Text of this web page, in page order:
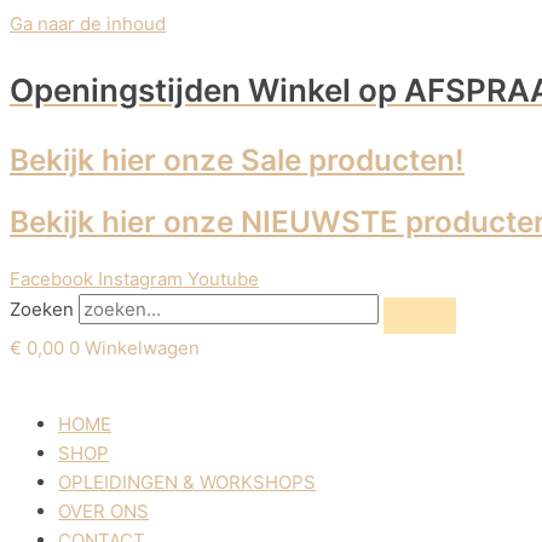
Ga naar de inhoud
Openingstijden Winkel op
Bekijk hier onze Sale producten!
Bekijk hier onze NIEUWSTE
Facebook Instagram Youtube
Zoeken
€ 0,00 0 Winkelwagen
HOME
SHOP
OPLEIDINGEN & WORKSHOPS
OVER ONS